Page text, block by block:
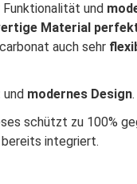
Funktionalität und
Material
auch sehr
und modernes Design.
schützt zu 100%
bereits integriert.